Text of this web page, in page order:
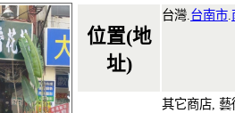
位置(地
址)
台灣. 台南市
其它商店, 藝